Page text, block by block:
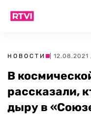
НОВОСТИ |
В
рассказали,
дыру в